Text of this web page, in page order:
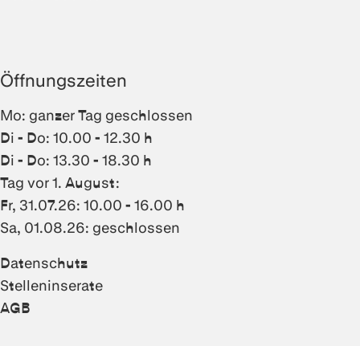
Öffnungszeiten
Mo: ganzer Tag geschlossen
Di - Do: 10.00 - 12.30 h
Di - Do: 13.30 - 18.30 h
Tag vor 1. August:
Fr, 31.07.26: 10.00 - 16.00 h
Sa, 01.08.26: geschlossen
Datenschutz
Stelleninserate
AGB